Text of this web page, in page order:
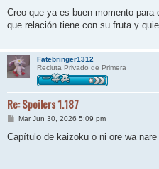
n
a
Creo que ya es buen momento para
que relación tiene con su fruta y
Fatebringer1312
Recluta Privado de Primera
Re: Spoilers 1.187
M
n
s
Mar Jun 30, 2026 5:09 pm
Capítulo de kaizoku o ni ore wa